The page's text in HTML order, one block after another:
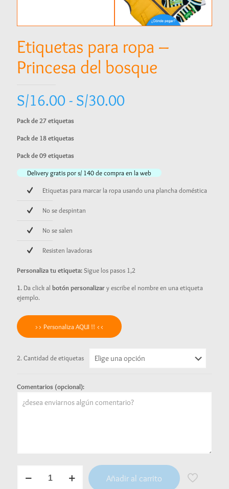
Etiquetas para ropa –
Princesa del bosque
S/16.00- S/30.00Rango
hasta
S/30.00
Pack de 27 etiquetas
Pack de 18 etiquetas
Pack de 09 etiquetas
Delivery gratis por s/ 140 de compra en la web
Etiquetas para marcar la ropa usando una plancha doméstica
No se despintan
No se salen
Resisten lavadoras
Personaliza tu etiqueta:Sigue los pasos 1,2
1. Da click al botón personalizary escribe el nombre en una etiqueta
ejemplo.
>> Personaliza AQUI !! <<
2. Cantidad de etiquetas
Comentarios (opcional):
para
Añadir al carrito